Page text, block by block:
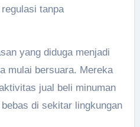
tanpa
yang diduga menjadi
mulai bersuara. Mereka
jual beli minuman
di sekitar lingkungan